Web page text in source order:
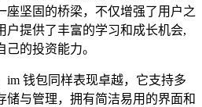
座坚固的桥梁，不仅增强了用户之
户提供了丰富的学习和成长机会,
的投资能力。
im 钱包同样表现卓越，它支持多
储与管理，拥有简洁易用的界面和